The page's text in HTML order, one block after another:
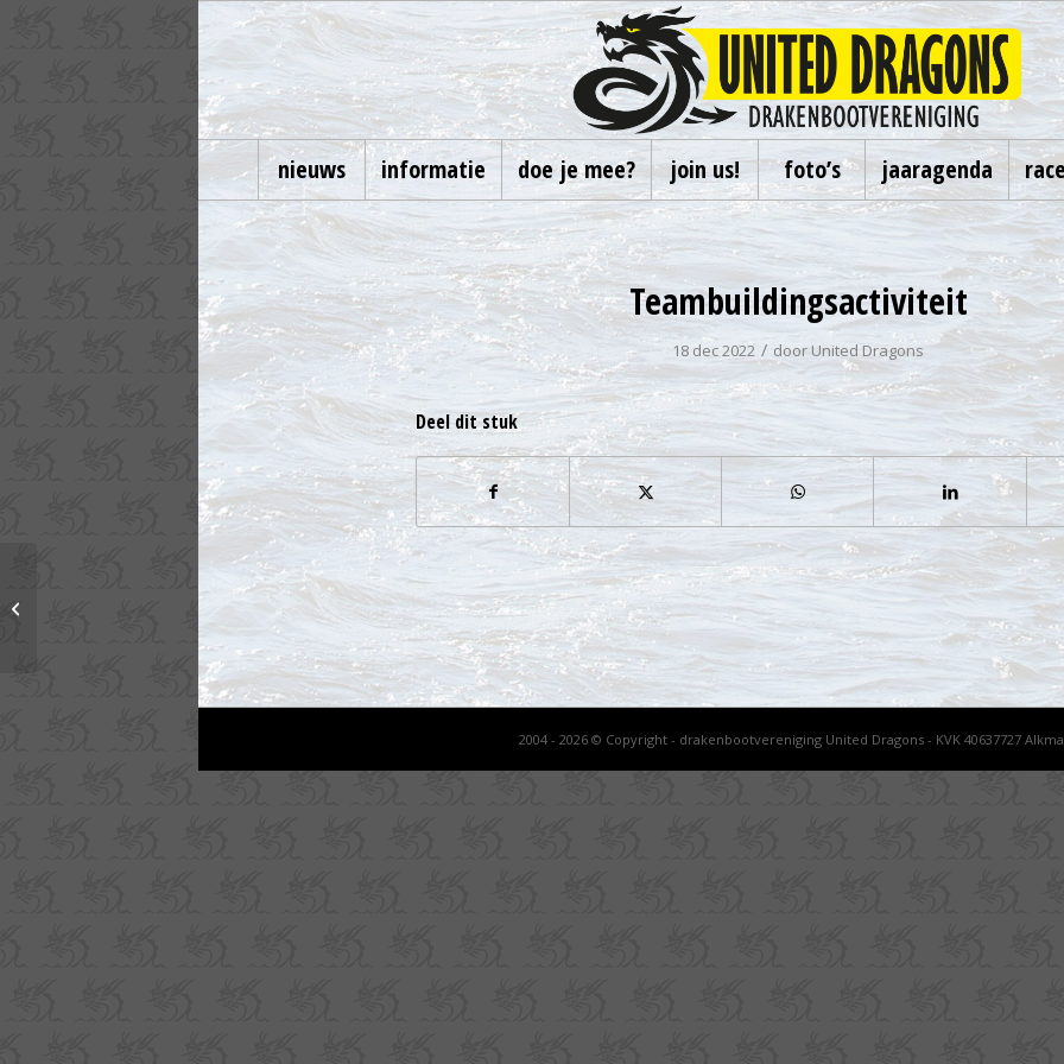
nieuws informatie doe je mee? join us! foto’s jaaragenda
Teambuildingsactiviteit
18 dec 2022 / doorUnited Dragons
Deel dit stuk
2004 - 2026 © Copyright - drakenbootvereniging United Dragons - KVK 40637727